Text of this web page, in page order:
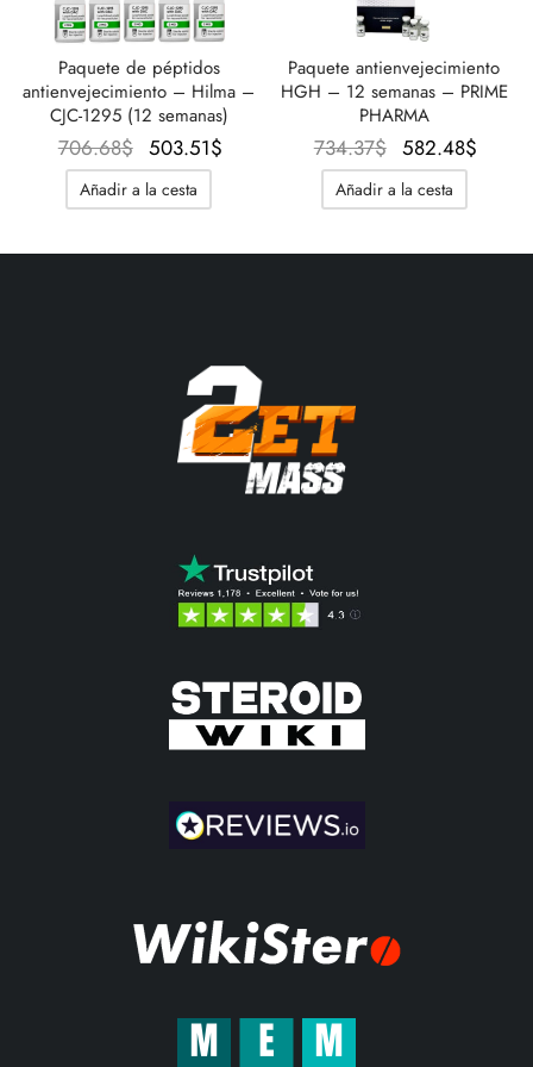
Paquete de péptidos
antienvejecimiento – Hilma –
CJC-1295 (12 semanas)
706.68$ El precio
original
era:
503.51$
Añadir a la cesta
Paquete antienvejecimiento
HGH – 12 semanas – PRIME
PHARMA
734.37$ El precio
original
era:
582.48$
Añadir a la cesta
/ GENETIC 🇪🇺
🇪🇺
🇪🇺
De Estenbolona
Oral
(Mounjaro)
GnRH